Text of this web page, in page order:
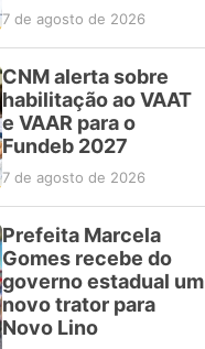
7 de agosto de 2026
CNM alerta sobre
habilitação ao VAAT
e VAAR para o
Fundeb 2027
7 de agosto de 2026
Prefeita Marcela
Gomes recebe do
governo estadual um
novo trator para
Novo Lino